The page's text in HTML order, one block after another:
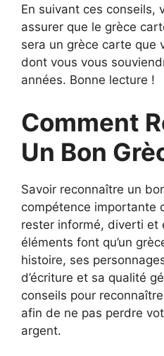
En suivant ces conseils,
assurer que le grèce
sera un grèce carte que
dont vous vous
années. Bonne lecture !
Comment
Un Bon
Savoir reconnaître un
compétence importante
rester informé, diverti et
éléments font qu’un
histoire, ses
d’écriture et sa qualité
conseils pour
afin de ne pas perdre
argent.